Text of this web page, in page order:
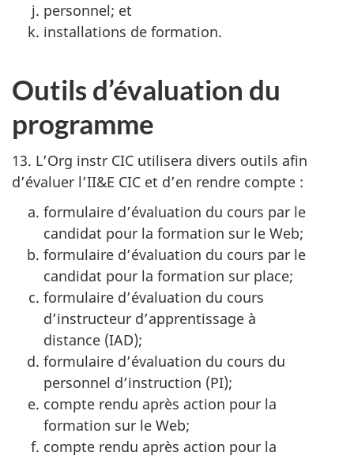
personnel; et
installations de formation.
Outils d’évaluation du
programme
13. L’Org instr CIC utilisera divers outils afin
d’évaluer l’II&E CIC et d’en rendre compte :
formulaire d’évaluation du cours par le
candidat pour la formation sur le Web;
formulaire d’évaluation du cours par le
candidat pour la formation sur place;
formulaire d’évaluation du cours
d’instructeur d’apprentissage à
distance (IAD);
formulaire d’évaluation du cours du
personnel d’instruction (PI);
compte rendu après action pour la
formation sur le Web;
compte rendu après action pour la